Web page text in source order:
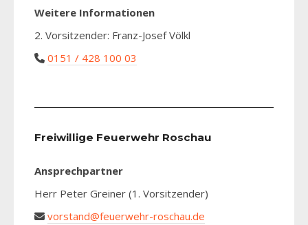
Weitere Informationen
2. Vorsitzender: Franz-Josef Völkl
0151 / 428 100 03
Freiwillige Feuerwehr Roschau
Ansprechpartner
Herr Peter Greiner (1. Vorsitzender)
vorstand@feuerwehr-roschau.de